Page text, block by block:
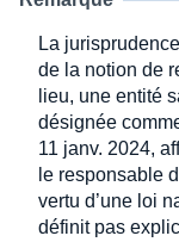
La
de la notion de
lieu, une entité
désignée
11 janv. 2024,
le responsable
vertu d’une loi
définit pas